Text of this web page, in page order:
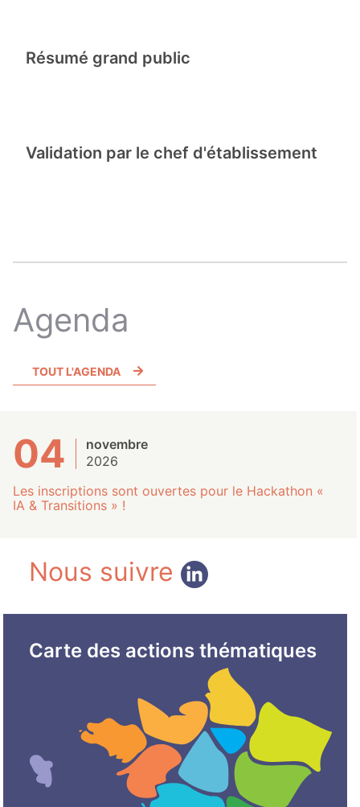
Résumé grand public
Validation par le chef d'établissement
Agenda
TOUT L'AGENDA
04
novembre
2026
Les inscriptions sont ouvertes pour le Hackathon «
IA & Transitions » !
Nous suivre
Carte des actions thématiques